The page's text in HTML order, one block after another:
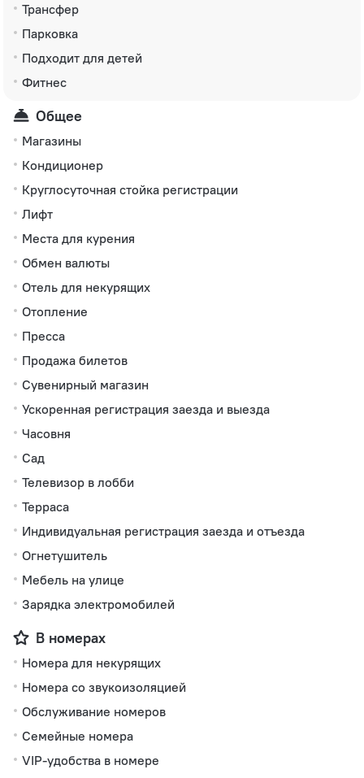
Трансфер
Парковка
Подходит для детей
Фитнес
Общее
Магазины
Кондиционер
Круглосуточная стойка регистрации
Лифт
Места для курения
Обмен валюты
Отель для некурящих
Отопление
Пресса
Продажа билетов
Сувенирный магазин
Ускоренная регистрация заезда и выезда
Часовня
Сад
Телевизор в лобби
Терраса
Индивидуальная регистрация заезда и отъезда
Огнетушитель
Мебель на улице
Зарядка электромобилей
В номерах
Номера для некурящих
Номера со звукоизоляцией
Обслуживание номеров
Семейные номера
VIP-удобства в номере